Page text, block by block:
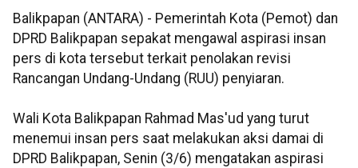
Balikpapan (ANTARA) - Pemerintah Kota (Pemot) dan
DPRD Balikpapan sepakat mengawal aspirasi insan
pers di kota tersebut terkait penolakan revisi
Rancangan Undang-Undang (RUU) penyiaran.
Wali Kota Balikpapan Rahmad Mas'ud yang turut
menemui insan pers saat melakukan aksi damai di
DPRD Balikpapan, Senin (3/6) mengatakan aspirasi